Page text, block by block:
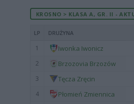
KROSNO > KLASA A, GR. II -
LP DRUŻYNA
1 Iwonka Iwonicz
2 Brzozovia Brzozów
3 Tęcza Zręcin
4 Płomień Zmiennica